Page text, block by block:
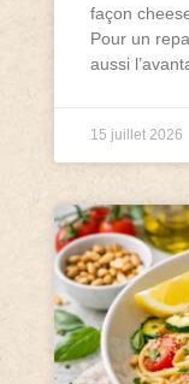
façon
Pour un
aussi
15 juillet 2026